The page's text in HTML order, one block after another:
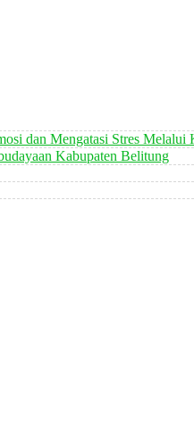
dan Mengatasi Stres
Kabupaten Belitung